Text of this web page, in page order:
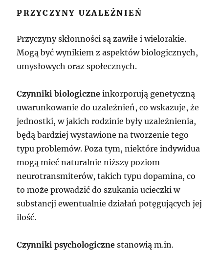
PRZYCZYNY UZALEŻNIEŃ
Przyczyny skłonności są zawiłe i wielorakie.
Mogą być wynikiem z aspektów biologicznych,
umysłowych oraz społecznych.
Czynniki biologiczne inkorporują genetyczną
uwarunkowanie do uzależnień, co wskazuje, że
jednostki, w jakich rodzinie były uzależnienia,
będą bardziej wystawione na tworzenie tego
typu problemów. Poza tym, niektóre indywidua
mogą mieć naturalnie niższy poziom
neurotransmiterów, takich typu dopamina, co
to może prowadzić do szukania ucieczki w
substancji ewentualnie działań potęgujących jej
ilość.
Czynniki psychologiczne stanowią m.in.